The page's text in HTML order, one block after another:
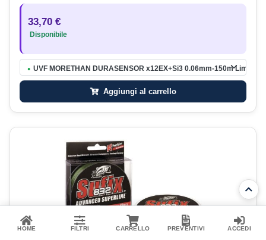
33,70 €
Disponibile
● UVF MORETHAN DURASENSOR x12EX+Si3 0.06mm-150m Lime
Aggiungi al carrello
HOME FILTRI CARRELLO PREVENTIVI ACCEDI